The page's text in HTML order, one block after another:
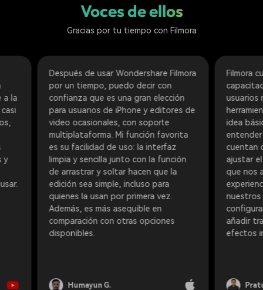
Voces de ellos
Gracias por tu tiempo con Filmora
de usar Wondershare Filmora
tiempo, puedo decir con
que es una gran elección
usuarios de iPhone y editores de
ocasionales, con soporte
Mi función favorita
facilidad de uso: la interfaz
y sencilla junto con la función
y soltar hacen que la
sea simple, incluso para
la usan por primera vez.
es más asequible en
con otras opciones
Humayun G.
Filmora cuenta con sus
capacitación, que
usuarios nuevos a
herramientas de edición,
idea básica del software
entender cómo funciona.
cuentan con una
ajustar el contraste de
que nos ayuda a mejorar
experiencia de
nuestros espectadores,
configurar la velocidad
añadir transiciones
efectos increíbles.
Pratush R.